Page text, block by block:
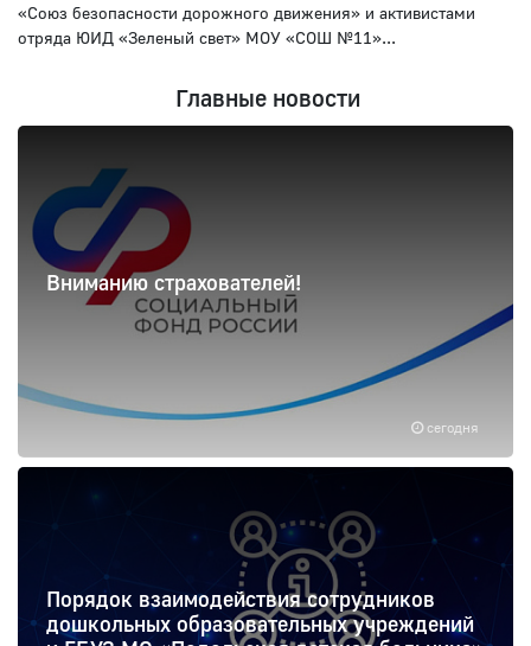
«Союз безопасности дорожного движения» и активистами
отряда ЮИД «Зеленый свет» МОУ «СОШ №11»...
Главные новости
сегодня
Вниманию страхователей!
Порядок взаимодействия сотрудников
дошкольных образовательных учреждений